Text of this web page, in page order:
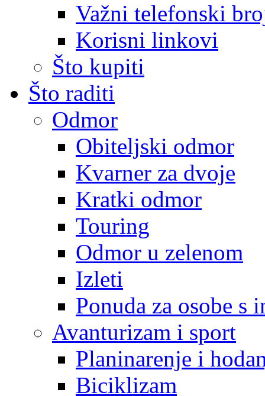
Važni telefonski
Korisni linkovi
Što kupiti
Što raditi
Odmor
Obiteljski odmor
Kvarner za dvoje
Kratki odmor
Touring
Odmor u zelenom
Izleti
Ponuda za osobe s
Avanturizam i sport
Planinarenje i
Biciklizam